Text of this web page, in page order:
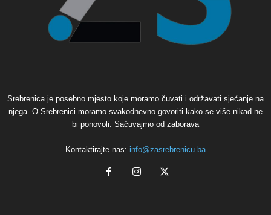
Srebrenica je posebno mjesto koje moramo čuvati i održavati sjećanje na
njega. O Srebrenici moramo svakodnevno govoriti kako se više nikad ne
bi ponovoli. Sačuvajmo od zaborava
Kontaktirajte nas: info@zasrebrenicu.ba